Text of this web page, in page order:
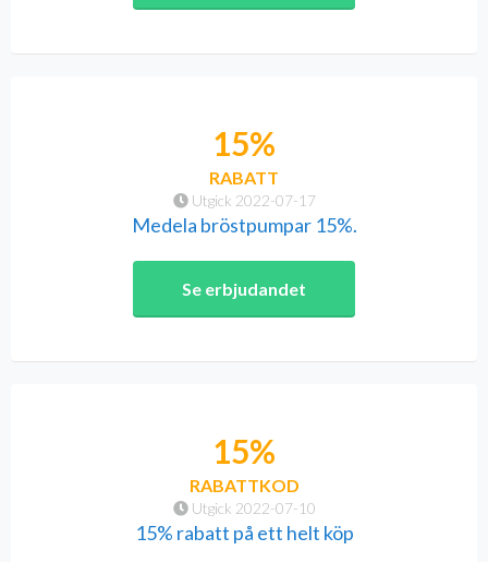
Utgick 2022-07-17
15%
RABATT
Medela bröstpumpar 15%.
Se erbjudandet
Utgick 2022-07-10
15%
RABATTKOD
15% rabatt på ett helt köp